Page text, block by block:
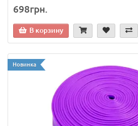
698грн.
В корзину
Новинка